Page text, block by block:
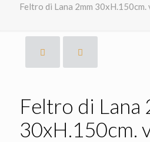
Feltro di Lana 2mm 30xH.150cm.
Feltro di Lana
30xH.150cm.